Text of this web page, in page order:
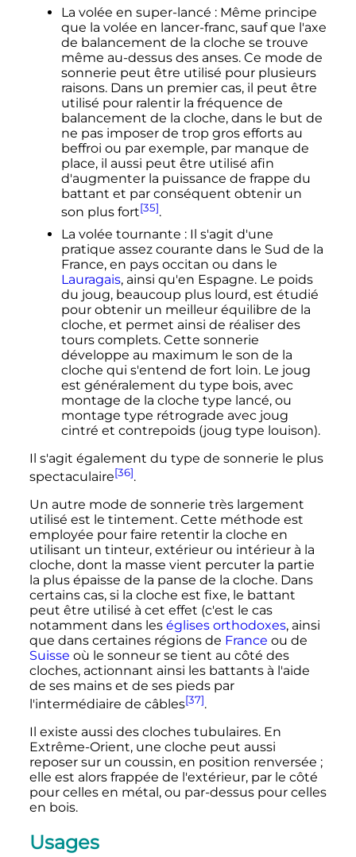
La volée en super-lancé : Même principe
que la volée en lancer-franc, sauf que l'axe
de balancement de la cloche se trouve
même au-dessus des anses. Ce mode de
sonnerie peut être utilisé pour plusieurs
raisons. Dans un premier cas, il peut être
utilisé pour ralentir la fréquence de
balancement de la cloche, dans le but de
ne pas imposer de trop gros efforts au
beffroi ou par exemple, par manque de
place, il aussi peut être utilisé afin
d'augmenter la puissance de frappe du
battant et par conséquent obtenir un
son plus fort[35].
La volée tournante : Il s'agit d'une
pratique assez courante dans le Sud de la
France, en pays occitan ou dans le
Lauragais, ainsi qu'en Espagne. Le poids
du joug, beaucoup plus lourd, est étudié
pour obtenir un meilleur équilibre de la
cloche, et permet ainsi de réaliser des
tours complets. Cette sonnerie
développe au maximum le son de la
cloche qui s'entend de fort loin. Le joug
est généralement du type bois, avec
montage de la cloche type lancé, ou
montage type rétrograde avec joug
cintré et contrepoids (joug type louison).
Il s'agit également du type de sonnerie le plus
spectaculaire[36].
Un autre mode de sonnerie très largement
utilisé est le tintement. Cette méthode est
employée pour faire retentir la cloche en
utilisant un tinteur, extérieur ou intérieur à la
cloche, dont la masse vient percuter la partie
la plus épaisse de la panse de la cloche. Dans
certains cas, si la cloche est fixe, le battant
peut être utilisé à cet effet (c'est le cas
notamment dans les églises orthodoxes, ainsi
que dans certaines régions de France ou de
Suisse où le sonneur se tient au côté des
cloches, actionnant ainsi les battants à l'aide
de ses mains et de ses pieds par
l'intermédiaire de câbles[37].
Il existe aussi des cloches tubulaires. En
Extrême-Orient, une cloche peut aussi
reposer sur un coussin, en position renversée ;
elle est alors frappée de l'extérieur, par le côté
pour celles en métal, ou par-dessus pour celles
en bois.
Usages